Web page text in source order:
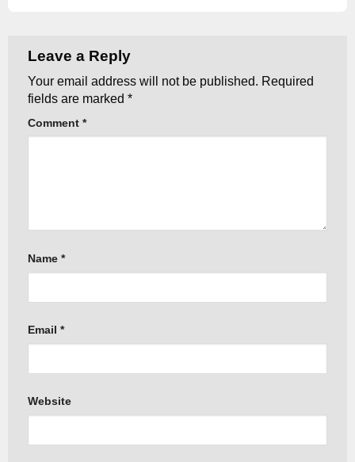
Leave a Reply
Your email address will not be published. Required
fields are marked *
Comment *
Name *
Email *
Website